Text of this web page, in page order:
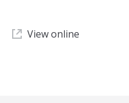
View online